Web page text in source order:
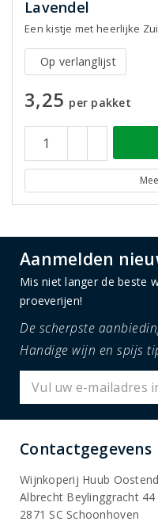
Lavendel
Een kistje met heerlijke
Op verlanglijst
3,25 per pakket
Aanmelden
Mis niet langer de beste
proeverijen!
De scherpste
Handige wijn en spijs
Contactgegevens
Wijnkoperij Huub
Albrecht Beylinggracht 44
2871 SC Schoonhoven